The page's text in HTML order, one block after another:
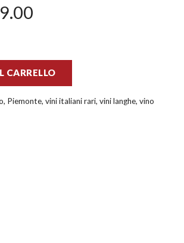
CARRELLO
, Piemonte,vini italiani rari,vini langhe,vino